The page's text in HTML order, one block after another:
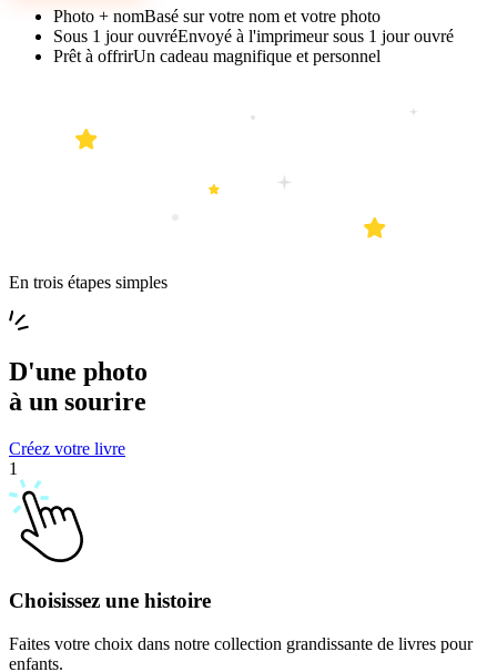
Photo + nomBasé sur votre nom et votre photo
Sous 1 jour ouvréEnvoyé à l'imprimeur sous 1 jour ouvré
Prêt à offrirUn cadeau magnifique et personnel
En trois étapes simples
D'une photo
à un sourire
Créez votre livre
1
Choisissez une histoire
Faites votre choix dans notre collection grandissante de livres pour
enfants.